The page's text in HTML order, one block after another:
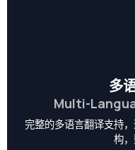
多
Multi-
完整的多语言翻译支持
构，